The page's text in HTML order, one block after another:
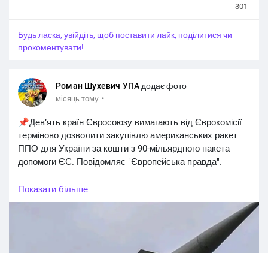
301
Будь ласка, увійдіть, щоб поставити лайк, поділитися чи
прокоментувати!
Роман Шухевич УПА додає фото
місяць тому ·
📌Девʼять країн Євросоюзу вимагають від Єврокомісії
терміново дозволити закупівлю американських ракет
ППО для України за кошти з 90-мільярдного пакета
допомоги ЄС. Повідомляє "Європейська правда".
👉Нідерланди, Німеччина, Фінляндія, Швеція, Данія,
Польща та країни Балтії звернулися з листом до Каї
Каллас та Андрюса Кубілюса. Вони закликають не
чекати аналізу європейського ринку, а використати
винятки й негайно придбати у США дефіцитні ракети
Показати більше